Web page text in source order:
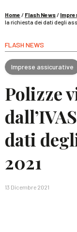
Home / Flash News/
la richiesta dei dati degli
FLASH NEWS
Imprese assicurative
Polizze
dati
2021
13 Dicembre 2021